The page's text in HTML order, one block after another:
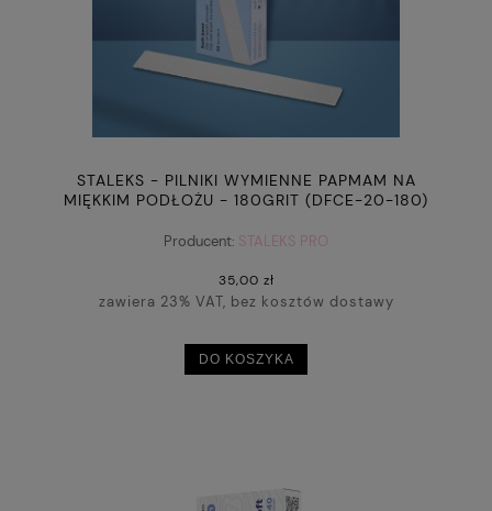
STALEKS - PILNIKI WYMIENNE PAPMAM NA
MIĘKKIM PODŁOŻU - 180GRIT (DFCE-20-180)
Producent: STALEKS PRO
35,00 zł
zawiera 23% VAT, bez kosztów dostawy
DO KOSZYKA